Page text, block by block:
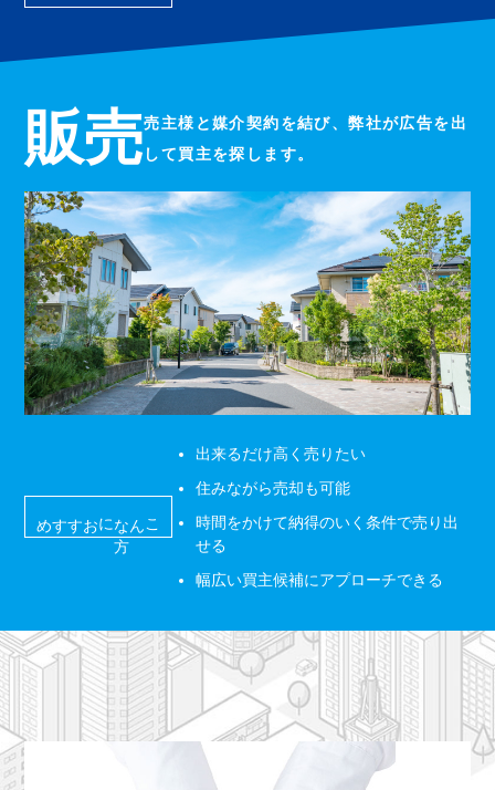
販売売主様と媒介契約を結び、弊社が広告を出
して買主を探します。
こんな
方
におすすめ
出来るだけ高く売りたい
住みながら売却も可能
時間をかけて納得のいく条件で売り出
せる
幅広い買主候補にアプローチできる